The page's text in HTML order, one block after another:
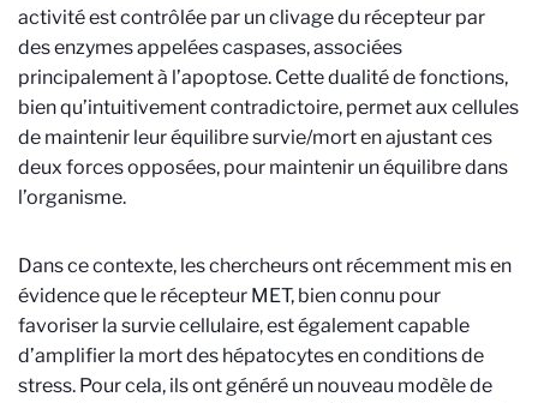
activité est contrôlée par un clivage du récepteur par
des enzymes appelées caspases, associées
principalement à l’apoptose. Cette dualité de fonctions,
bien qu’intuitivement contradictoire, permet aux cellules
de maintenir leur équilibre survie/mort en ajustant ces
deux forces opposées, pour maintenir un équilibre dans
l’organisme.
Dans ce contexte, les chercheurs ont récemment mis en
évidence que le récepteur MET, bien connu pour
favoriser la survie cellulaire, est également capable
d’amplifier la mort des hépatocytes en conditions de
stress. Pour cela, ils ont généré un nouveau modèle de